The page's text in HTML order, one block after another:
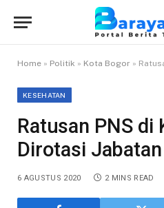
Home » Politik » Kota Bogor »
KESEHATAN
Ratusan PNS di
Dirotasi Jabatan
6 AGUSTUS 2020 2 MINS READ